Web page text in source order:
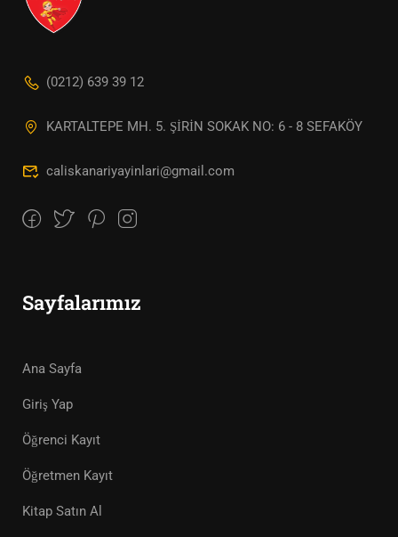
(0212) 639 39 12
KARTALTEPE MH. 5. ŞİRİN SOKAK NO: 6 - 8 SEFAKÖY
caliskanariyayinlari@gmail.com
Sayfalarımız
Ana Sayfa
Giriş Yap
Öğrenci Kayıt
Öğretmen Kayıt
Kitap Satın Al